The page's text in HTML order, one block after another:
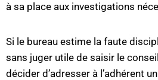
à sa place aux investigations
Si le bureau estime la faute
sans juger utile de saisir le
décider d’adresser à l’adhérent